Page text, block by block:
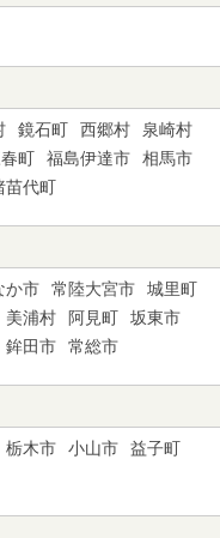
鏡石町 西郷村
泉崎村
町 福島伊達市
相馬市
苗代町
か市 常陸大宮市
城里町
美浦村 阿見町
坂東市
鉾田市 常総市
栃木市 小山市
益子町